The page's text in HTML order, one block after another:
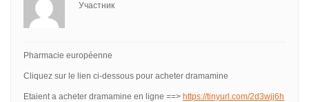
Участник
Pharmacie européenne
Cliquez sur le lien ci-dessous pour acheter dramamine
Etaient a acheter dramamine en ligne ==> https://tinyurl.com/2d3wjj6h